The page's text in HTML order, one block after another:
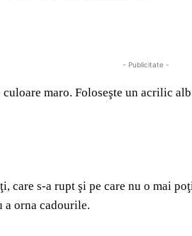
- Publicitate -
maro. Foloseşte un acrilic
care s-a rupt şi pe care nu o mai
orna cadourile.